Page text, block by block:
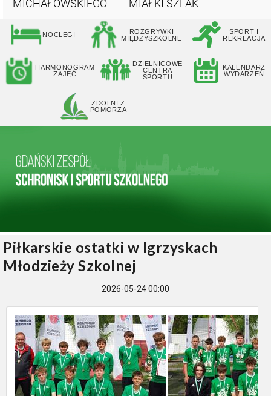
MICHAŁOWSKIEGO MIAŁKI SZLAK
NOCLEGI
ROZGRYWKI
MIĘDZYSZKOLNE
SPORT I
REKREACJA
HARMONOGRAM
ZAJĘĆ
DZIELNICOWE
CENTRA
SPORTU
KALENDARZ
WYDARZEŃ
ZDOLNI Z
POMORZA
Piłkarskie ostatki w Igrzyskach
Młodzieży Szkolnej
2026-05-24 00:00